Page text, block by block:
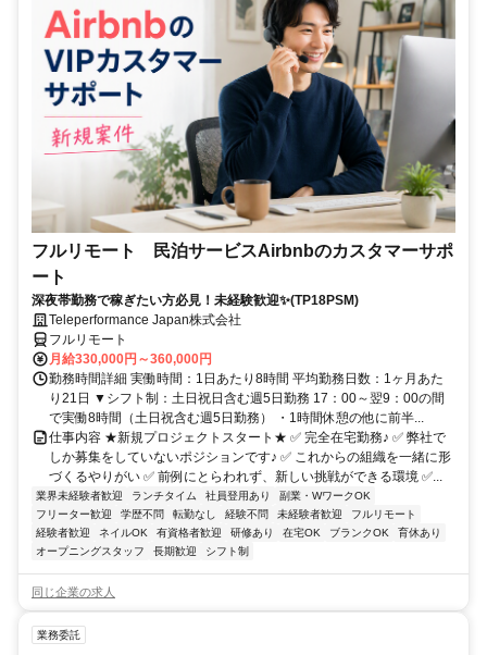
フルリモート 民泊サービスAirbnbのカスタマーサポ
ート
深夜帯勤務で稼ぎたい方必見！未経験歓迎✨(TP18PSM)
Teleperformance Japan株式会社
フルリモート
月給330,000円～360,000円
勤務時間詳細 実働時間：1日あたり8時間 平均勤務日数：1ヶ月あた
り21日 ▼シフト制：土日祝日含む週5日勤務 17：00～翌9：00の間
で実働8時間（土日祝含む週5日勤務） ・1時間休憩の他に前半...
仕事内容 ★新規プロジェクトスタート★ ✅ 完全在宅勤務♪ ✅ 弊社で
しか募集をしていないポジションです♪ ✅ これからの組織を一緒に形
づくるやりがい ✅ 前例にとらわれず、新しい挑戦ができる環境 ✅...
業界未経験者歓迎 ランチタイム 社員登用あり
副業・WワークOK
フリーター歓迎
学歴不問 転勤なし 経験不問 未経験者歓迎
フルリモート
経験者歓迎
ネイルOK 有資格者歓迎 研修あり 在宅OK ブランクOK
育休あり
オープニングスタッフ
長期歓迎 シフト制
同じ企業の求人
業務委託